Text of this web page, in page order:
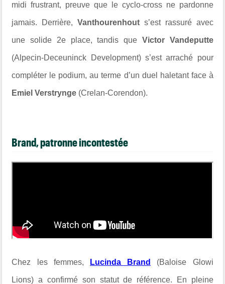
midi frustrant, preuve que le cyclo-cross ne pardonne
jamais. Derrière,Vanthourenhout s’est rassuré avec
une solide 2e place, tandis que Victor Vandeputte
(Alpecin-Deceuninck Development) s’est arraché pour
compléter le podium, au terme d’un duel haletant face à
Emiel Verstrynge (Crelan-Corendon).
Brand, patronne incontestée
Chez les femmes, Lucinda Brand (Baloise Glowi
Lions) a confirmé son statut de référence. En pleine